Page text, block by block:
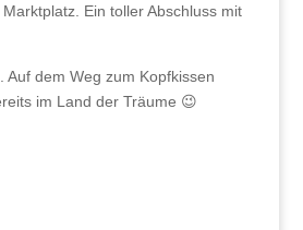
Ein toller Abschluss mit
dem Weg zum Kopfkissen
im Land der Träume 😉